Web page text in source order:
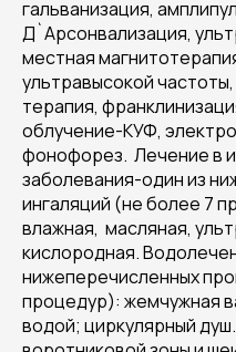
гальванизация,
Д`Арсонвализация,
местная
ультравысокой
терапия,
облучение-КУФ,
фонофорез. Лечение в
заболевания-один из
ингаляций (не более 7
влажная, масляная,
кислородная.
нижеперечисленных
процедур): жемчужная
водой; циркулярный